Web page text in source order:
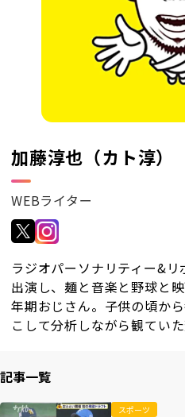
後援依頼申請について
RKB毎日ホールディングス
関連会社
加藤淳也（カト淳）
WEBライター
ラジオパーソナリティー&
出演し、麺と音楽と野球と
年期おじさん。子供の頃か
こして分析しながら観ていた
記事一覧
スポーツ